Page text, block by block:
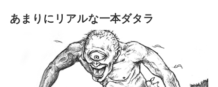
あまりにリアルな一本ダタラ